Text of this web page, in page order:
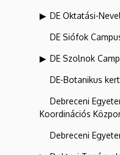
DE Oktatási-
DE Siófok
DE Szolnok
DE-Botanikus kert
Debreceni
Koordinációs
Debreceni